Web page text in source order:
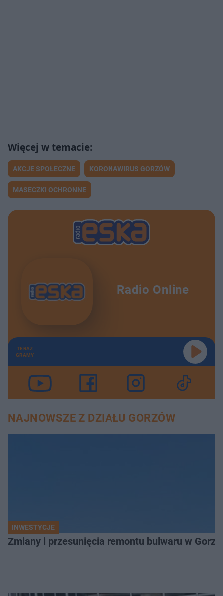
AKCJE SPOŁECZNE KORONAWIRUS GORZÓW
MASECZKI OCHRONNE
Radio Online
TERAZ
GRAMY
NAJNOWSZE Z DZIAŁU GORZÓW
INWESTYCJE
Zmiany i przesunięcia remontu bulwaru w